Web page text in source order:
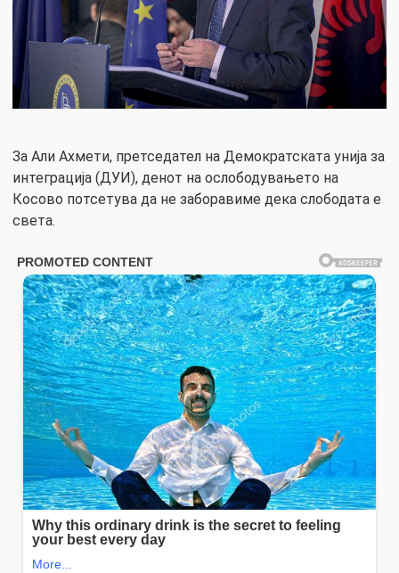
За Али Ахмети, претседател на Демократската унија за
интеграција (ДУИ), денот на ослободувањето на
Косово потсетува да не заборавиме дека слободата е
света.